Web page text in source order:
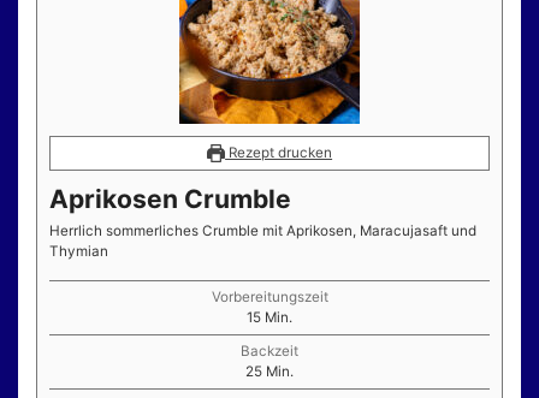
Rezept drucken
Aprikosen Crumble
Herrlich sommerliches Crumble mit Aprikosen, Maracujasaft und
Thymian
Vorbereitungszeit
15Minuten
Min.
Backzeit
25Minuten
Min.